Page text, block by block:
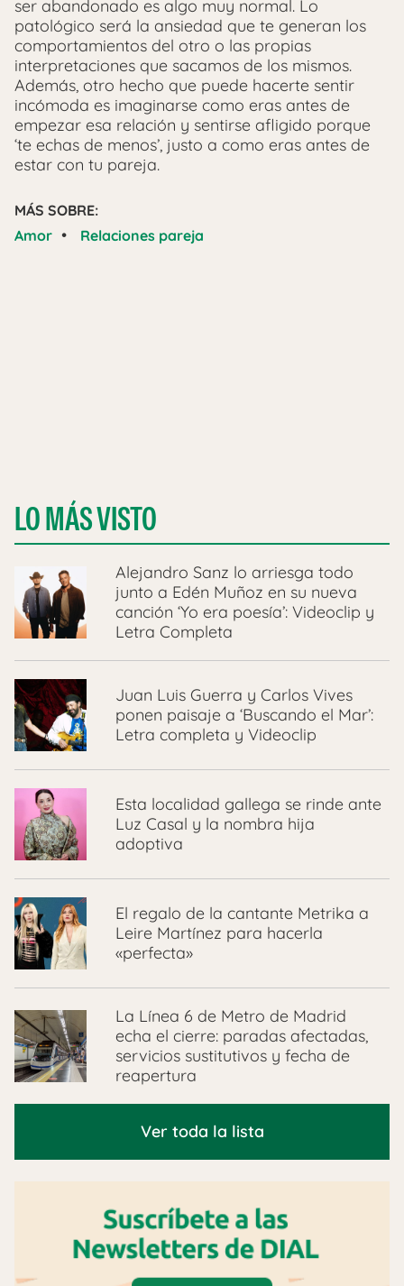
ser abandonado es algo muy normal. Lo
patológico será la ansiedad que te generan los
comportamientos del otro o las propias
interpretaciones que sacamos de los mismos.
Además, otro hecho que puede hacerte sentir
incómoda es imaginarse como eras antes de
empezar esa relación y sentirse afligido porque
‘te echas de menos’, justo a como eras antes de
estar con tu pareja.
MÁS SOBRE:
Amor • Relaciones pareja
LO MÁS VISTO
Alejandro Sanz lo arriesga todo
junto a Edén Muñoz en su nueva
canción ‘Yo era poesía’: Videoclip y
Letra Completa
Juan Luis Guerra y Carlos Vives
ponen paisaje a ‘Buscando el Mar’:
Letra completa y Videoclip
Esta localidad gallega se rinde ante
Luz Casal y la nombra hija
adoptiva
El regalo de la cantante Metrika a
Leire Martínez para hacerla
«perfecta»
La Línea 6 de Metro de Madrid
echa el cierre: paradas afectadas,
servicios sustitutivos y fecha de
reapertura
Ver toda la lista